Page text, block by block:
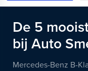
De 5
bij Auto
Mercedes-Benz B-